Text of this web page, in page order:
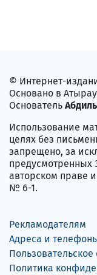
© Интернет-
Основано в
Основатель
Использование
целях без
запрещено, за
предусмотренных
авторском праве
№ 6-1.
Рекламодателям
Адреса и
Политика